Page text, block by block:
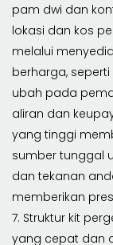
pam dwi dan
lokasi dan kos
melalui
berharga,
ubah pada
aliran dan
yang tinggi
sumber tunggal
dan tekanan
memberikan
7. Struktur kit
yang cepat dan